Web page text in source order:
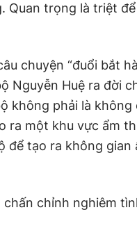
Quan trọng là triệt
chuyện “đuổi bắt
Nguyễn Huệ ra đời
không phải là không
ra một khu vực ẩm
để tạo ra không gian
chỉnh nghiêm